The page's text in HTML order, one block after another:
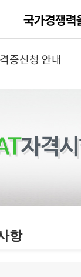
증신청 안내
항